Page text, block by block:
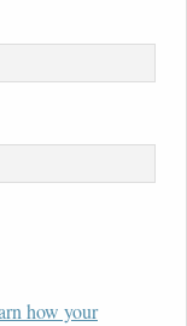
how your